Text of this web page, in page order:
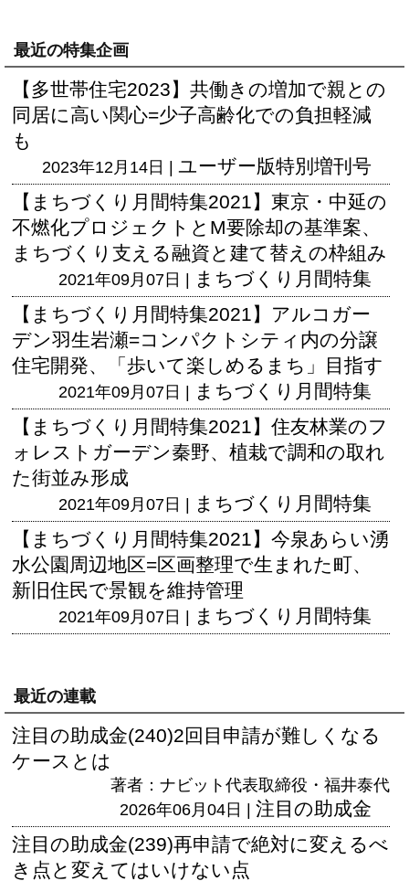
最近の特集企画
【多世帯住宅2023】共働きの増加で親との
同居に高い関心=少子高齢化での負担軽減
も
2023年12月14日 | ユーザー版特別増刊号
【まちづくり月間特集2021】東京・中延の
不燃化プロジェクトとM要除却の基準案、
まちづくり支える融資と建て替えの枠組み
2021年09月07日 | まちづくり月間特集
【まちづくり月間特集2021】アルコガー
デン羽生岩瀬=コンパクトシティ内の分譲
住宅開発、「歩いて楽しめるまち」目指す
2021年09月07日 | まちづくり月間特集
【まちづくり月間特集2021】住友林業のフ
ォレストガーデン秦野、植栽で調和の取れ
た街並み形成
2021年09月07日 | まちづくり月間特集
【まちづくり月間特集2021】今泉あらい湧
水公園周辺地区=区画整理で生まれた町、
新旧住民で景観を維持管理
2021年09月07日 | まちづくり月間特集
最近の連載
注目の助成金(240)2回目申請が難しくなる
ケースとは
著者：ナビット代表取締役・福井泰代
2026年06月04日 | 注目の助成金
注目の助成金(239)再申請で絶対に変えるべ
き点と変えてはいけない点